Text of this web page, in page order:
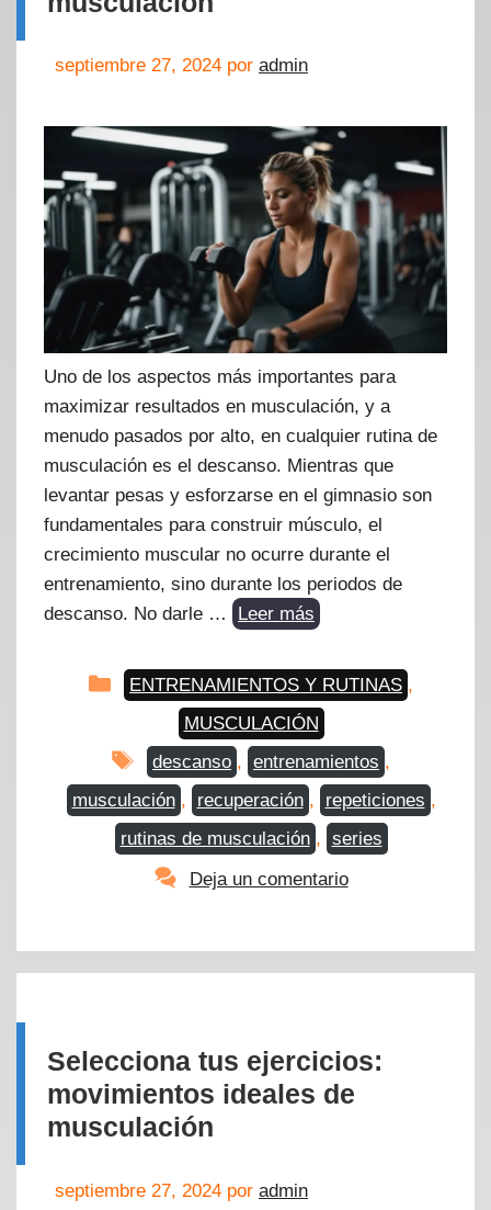
septiembre 27, 2024 por admin
Uno de los aspectos más importantes para
maximizar resultados en musculación, y a
menudo pasados por alto, en cualquier rutina de
musculación es el descanso. Mientras que
levantar pesas y esforzarse en el gimnasio son
fundamentales para construir músculo, el
crecimiento muscular no ocurre durante el
entrenamiento, sino durante los periodos de
descanso. No darle …
Leer más
Categorías
ENTRENAMIENTOS Y RUTINAS ,
MUSCULACIÓN
Etiquetas
descanso , entrenamientos ,
musculación , recuperación , repeticiones ,
rutinas de musculación , series
Deja un comentario
Selecciona tus ejercicios:
movimientos ideales de
musculación
septiembre 27, 2024 por admin